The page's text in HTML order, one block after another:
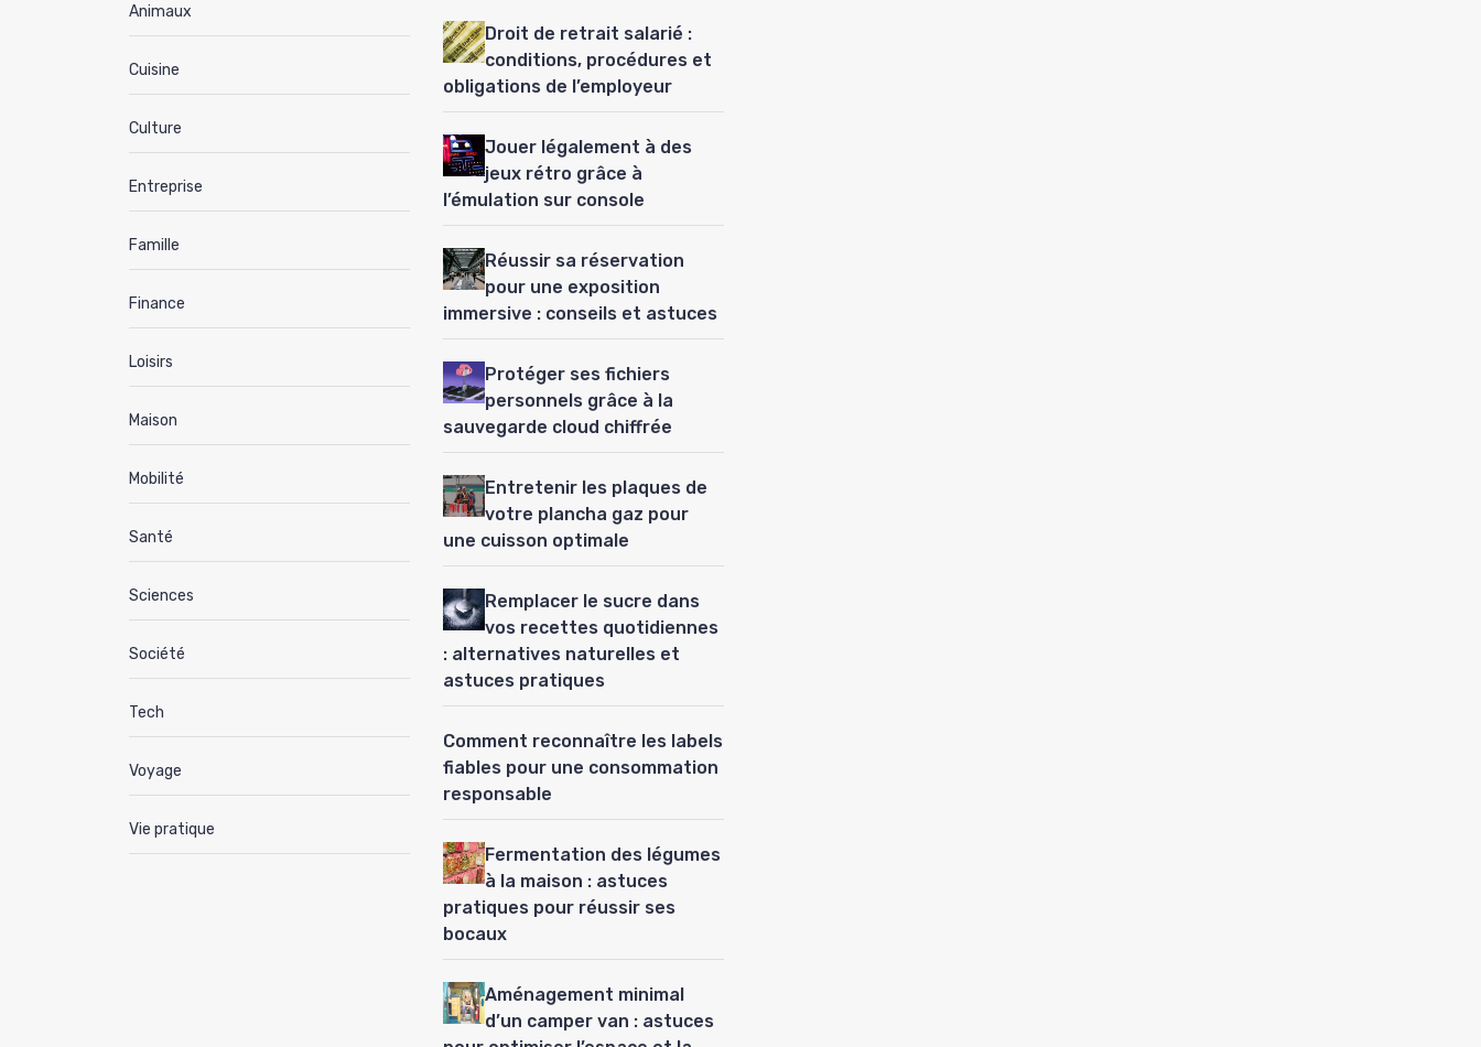
Animaux
Cuisine
Culture
Entreprise
Famille
Finance
Loisirs
Maison
Mobilité
Santé
Sciences
Société
Tech
Voyage
Vie pratique
Droit de retrait salarié :
conditions, procédures et
obligations de l’employeur
Jouer légalement à des
jeux rétro grâce à
l’émulation sur console
Réussir sa réservation
pour une exposition
immersive : conseils et astuces
Protéger ses fichiers
personnels grâce à la
sauvegarde cloud chiffrée
Entretenir les plaques de
votre plancha gaz pour
une cuisson optimale
Remplacer le sucre dans
vos recettes quotidiennes
: alternatives naturelles et
astuces pratiques
Comment reconnaître les labels
fiables pour une consommation
responsable
Fermentation des légumes
à la maison : astuces
pratiques pour réussir ses
bocaux
Aménagement minimal
d’un camper van : astuces